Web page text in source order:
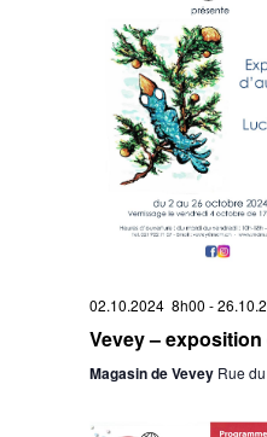
02.10.2024 8h00 -
Vevey – exposition
Magasin de Vevey Rue